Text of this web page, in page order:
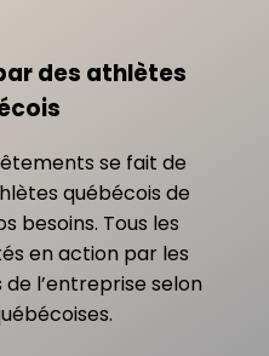
des athlètes
se fait de
québécois de
besoins. Tous les
en action par les
l’entreprise selon